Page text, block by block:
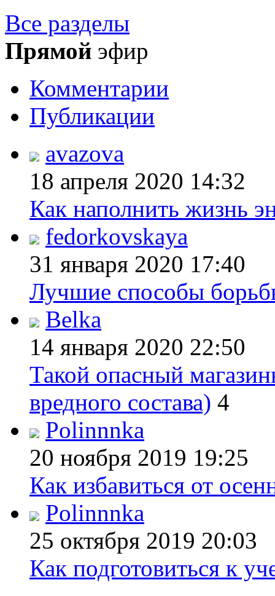
Все разделы
Прямой эфир
Комментарии
Публикации
avazova
18 апреля 2020 14:32
Как наполнить жизнь
fedorkovskaya
31 января 2020 17:40
Лучшие способы
Belka
14 января 2020 22:50
Такой опасный
вредного состава) 4
Polinnnka
20 ноября 2019 19:25
Как избавиться от
Polinnnka
25 октября 2019 20:03
Как подготовиться к